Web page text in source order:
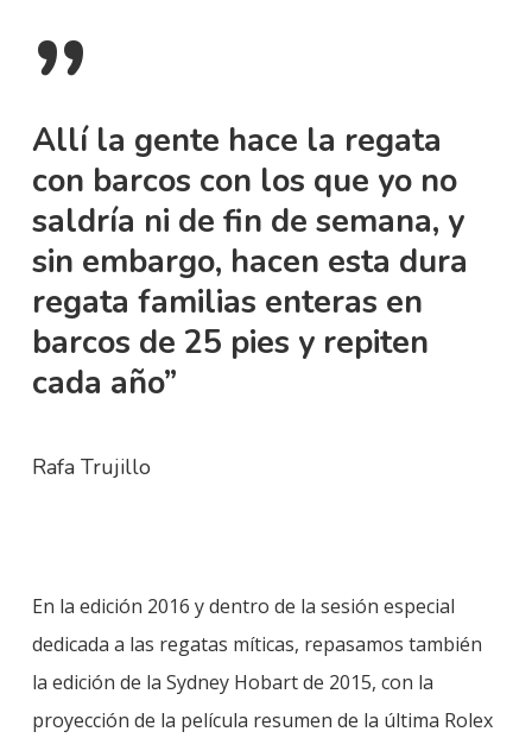
”
Allí la gente hace la regata
con barcos con los que yo no
saldría ni de fin de semana, y
sin embargo, hacen esta dura
regata familias enteras en
barcos de 25 pies y repiten
cada año”
Rafa Trujillo
En la edición 2016 y dentro de la sesión especial
dedicada a las regatas míticas, repasamos también
la edición de la Sydney Hobart de 2015, con la
proyección de la película resumen de la última Rolex